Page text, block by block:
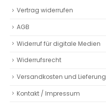
Vertrag widerrufen
AGB
Widerruf für digitale Medien
Widerrufsrecht
Versandkosten und Lieferung
Kontakt / Impressum